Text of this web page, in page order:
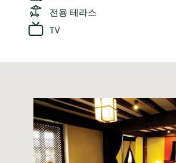
전용 테라스
TV